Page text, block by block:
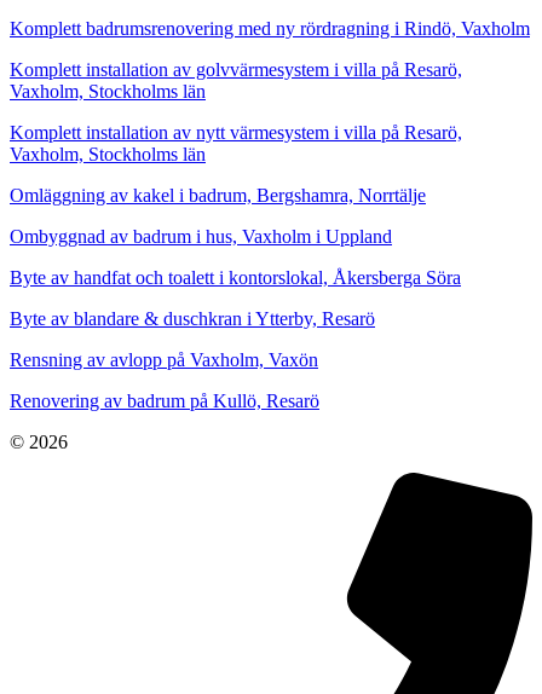
Komplett badrumsrenovering med ny rördragning i Rindö, Vaxholm
Komplett installation av golvvärmesystem i villa på Resarö,
Vaxholm, Stockholms län
Komplett installation av nytt värmesystem i villa på Resarö,
Vaxholm, Stockholms län
Omläggning av kakel i badrum, Bergshamra, Norrtälje
Ombyggnad av badrum i hus, Vaxholm i Uppland
Byte av handfat och toalett i kontorslokal, Åkersberga Söra
Byte av blandare & duschkran i Ytterby, Resarö
Rensning av avlopp på Vaxholm, Vaxön
Renovering av badrum på Kullö, Resarö
© 2026